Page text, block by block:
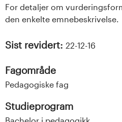
For detaljer om
den enkelte emnebeskrivelse.
Sist revidert: 22-12-16
Fagområde
Pedagogiske fag
Studieprogram